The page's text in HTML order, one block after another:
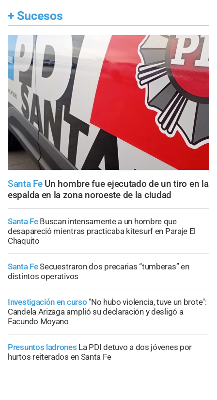
+ Sucesos
Santa Fe Un hombre fue ejecutado de un tiro en la
espalda en la zona noroeste de la ciudad
Santa Fe Buscan intensamente a un hombre que
desapareció mientras practicaba kitesurf en Paraje El
Chaquito
Santa FeSecuestraron dos precarias “tumberas” en
distintos operativos
Investigación en curso "No hubo violencia, tuve un brote":
Candela Arizaga amplió su declaración y desligó a
Facundo Moyano
Presuntos ladrones La PDI detuvo a dos jóvenes por
hurtos reiterados en Santa Fe